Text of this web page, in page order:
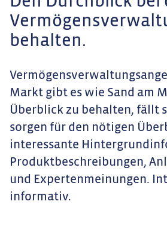
behalten.
Markt gibt es wie Sand am
Überblick zu behalten, fällt
sorgen für den nötigen
interessante
Produktbeschreibungen,
und Expertenmeinungen.
informativ.